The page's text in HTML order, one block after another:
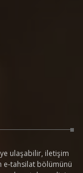
ulaşabilir, iletişim
e-tahsilat bölümünü